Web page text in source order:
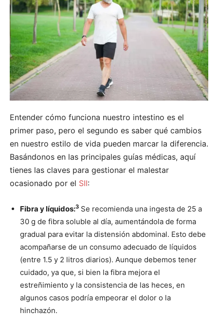
Entender cómo funciona nuestro intestino es el
primer paso, pero el segundo es saber qué cambios
en nuestro estilo de vida pueden marcar la diferencia.
Basándonos en las principales guías médicas, aquí
tienes las claves para gestionar el malestar
ocasionado por el SII:
Fibra y líquidos:3 Se recomienda una ingesta de 25 a
30 g de fibra soluble al día, aumentándola de forma
gradual para evitar la distensión abdominal. Esto debe
acompañarse de un consumo adecuado de líquidos
(entre 1.5 y 2 litros diarios). Aunque debemos tener
cuidado, ya que, si bien la fibra mejora el
estreñimiento y la consistencia de las heces, en
algunos casos podría empeorar el dolor o la
hinchazón.